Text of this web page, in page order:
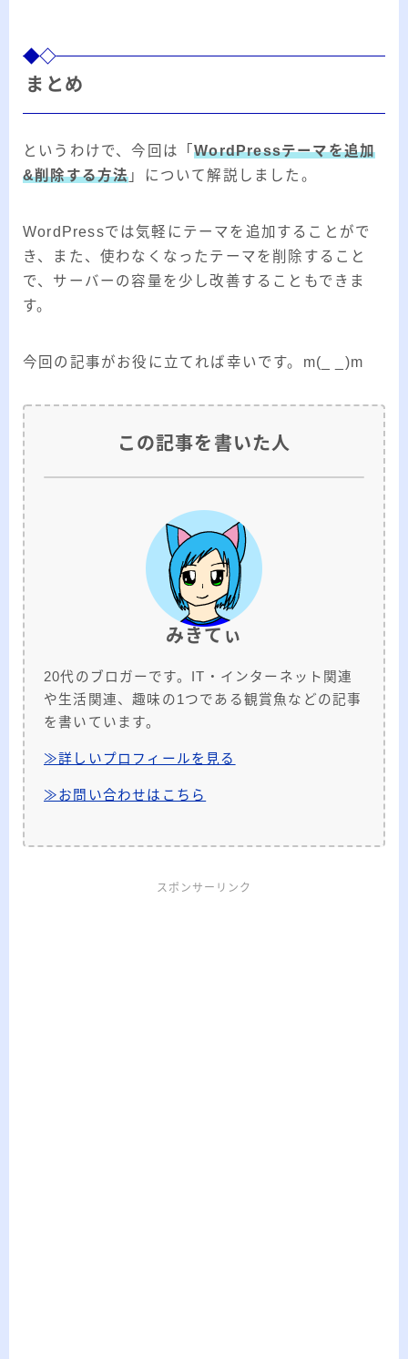
まとめ
というわけで、今回は「WordPressテーマを追加
&削除する方法 」について解説しました。
WordPressでは気軽にテーマを追加することがで
き、また、使わなくなったテーマを削除すること
で、サーバーの容量を少し改善することもできま
す。
今回の記事がお役に立てれば幸いです。m(_ _)m
この記事を書いた人
みきてぃ
20代のブロガーです。IT・インターネット関連
や生活関連、趣味の1つである観賞魚などの記事
を書いています。
≫詳しいプロフィールを見る
≫お問い合わせはこちら
スポンサーリンク